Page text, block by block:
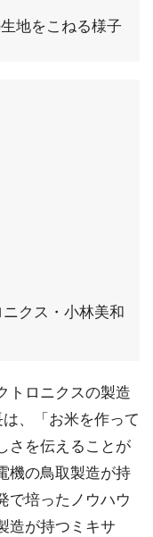
地をこねる様子
クス・小林美和
トロニクスの製造
、「お米を作って
さを伝えることが
機の鳥取製造が持
で培ったノウハウ
造が持つミキサ